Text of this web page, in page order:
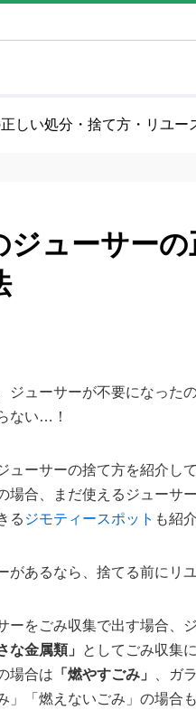
しい処分・捨て方・リユー
ジューサー
ジューサーが不要になった
ない…！
ューサーの捨て方を紹介して
場合、まだ使えるジューサ
る ジモティースポット も紹
があるなら、捨てる前にリ
ーをごみ収集で出す場合、
な金属類」
としてごみ収集
場合は 「燃やすごみ」 、ガ
」「燃えないごみ」の場合